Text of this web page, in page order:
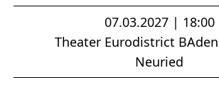
07.03.2027 | 18:00
Theater Eurodistrict
Neuried